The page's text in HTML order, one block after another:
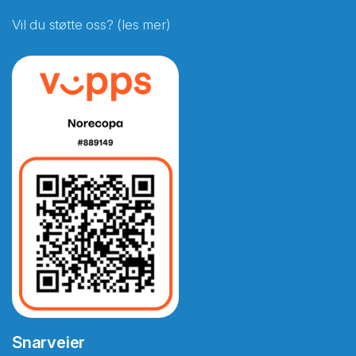
Vil du støtte oss? (les mer)
Snarveier